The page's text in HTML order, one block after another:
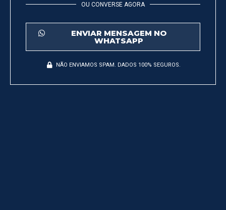
OU CONVERSE AGORA
ENVIAR MENSAGEM NO
WHATSAPP
NÃO ENVIAMOS SPAM. DADOS 100% SEGUROS.